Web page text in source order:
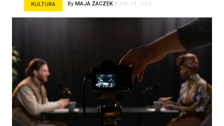
KULTURA By MAJA ŻACZEK KW. 24, 2024